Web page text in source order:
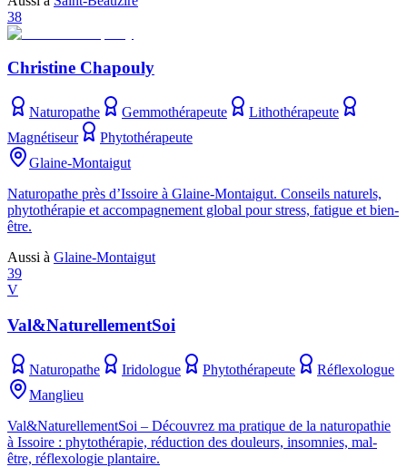
38
Christine Chapouly
Naturopathe Gemmothérapeute
Lithothérapeute
Magnétiseur
Phytothérapeute
Glaine-Montaigut
Naturopathe près d’Issoire à Glaine-Montaigut. Conseils naturels,
phytothérapie et accompagnement global pour stress, fatigue et bien-
être.
Aussi à Glaine-Montaigut
39
V
Val&NaturellementSoi
Naturopathe Iridologue Phytothérapeute
Réflexologue
Manglieu
Val&NaturellementSoi – Découvrez ma pratique de la naturopathie
à Issoire : phytothérapie, réduction des douleurs, insomnies, mal-
être, réflexologie plantaire.